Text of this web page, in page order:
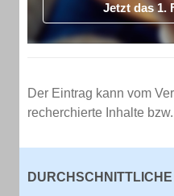
Jetzt das 1.
Der Eintrag kann vom
recherchierte Inhalte